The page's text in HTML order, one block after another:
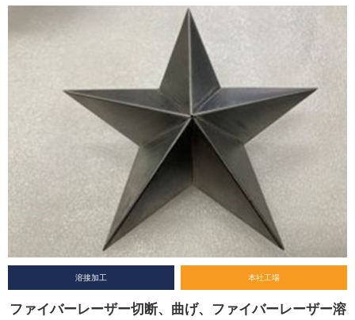
溶接加工 本社工場
ファイバーレーザー切断、曲げ、ファイバーレーザー溶